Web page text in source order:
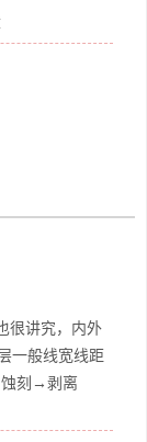
很讲究，内外
一般线宽线距
→蚀刻→剥离